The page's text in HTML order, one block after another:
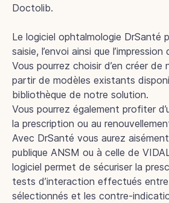
Doctolib.
Le logiciel ophtalmologie DrSanté
saisie, l’envoi ainsi que
Vous pourrez choisir d’en créer de
partir de modèles existants
bibliothèque de notre solution.
Vous pourrez également profiter
la prescription ou au
Avec DrSanté vous aurez
publique ANSM ou à celle de
logiciel permet de sécuriser la
tests d’interaction effectués
sélectionnés et les contre-